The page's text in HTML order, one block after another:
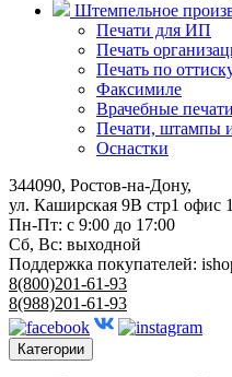
Штемпельное
Печати для ИП
Печать
Печать по
Факсимиле
Врачебные
Печати, штампы
Оснастки
344090, Ростов-на-Дону,
ул. Каширская 9В стр1 офис
Пн-Пт: с 9:00 до 17:00
Сб, Вс: выходной
Поддержка покупателей:
8(800)201-61-93
8(988)201-61-93
Категории